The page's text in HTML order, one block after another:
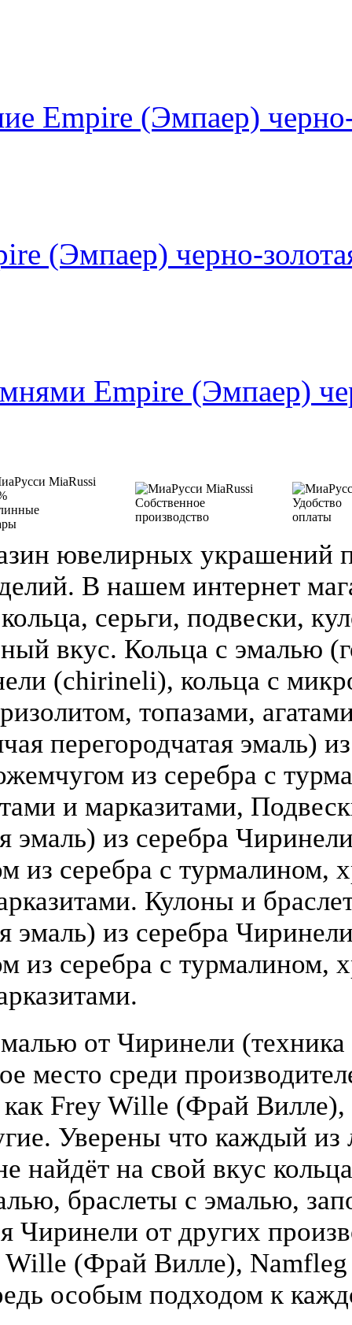
Empire (Эмпаер)
(Эмпаер) черно-
Empire (Эмпаер)
Собственное
производство
Удобство
оплаты
ювелирных украшений
В нашем интернет
серьги, подвески,
вкус. Кольца с эмалью
(chirineli), кольца с
топазами,
перегородчатая эмаль)
из серебра с
и марказитами,
эмаль) из серебра
из серебра с турмалином,
Кулоны и
эмаль) из серебра
из серебра с турмалином,
от Чиринели (техника
место среди
Frey Wille (Фрай
Уверены что каждый
найдёт на свой вкус
браслеты с эмалью,
Чиринели от других
Wille (Фрай Вилле),
особым подходом к